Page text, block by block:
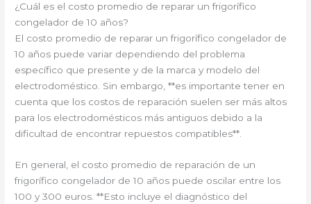
¿Cuál es el costo promedio de reparar un frigorífico
congelador de 10 años?
El costo promedio de reparar un frigorífico congelador de
10 años puede variar dependiendo del problema
específico que presente y de la marca y modelo del
electrodoméstico. Sin embargo, **es importante tener en
cuenta que los costos de reparación suelen ser más altos
para los electrodomésticos más antiguos debido a la
dificultad de encontrar repuestos compatibles**.
En general, el costo promedio de reparación de un
frigorífico congelador de 10 años puede oscilar entre los
100 y 300 euros. **Esto incluye el diagnóstico del